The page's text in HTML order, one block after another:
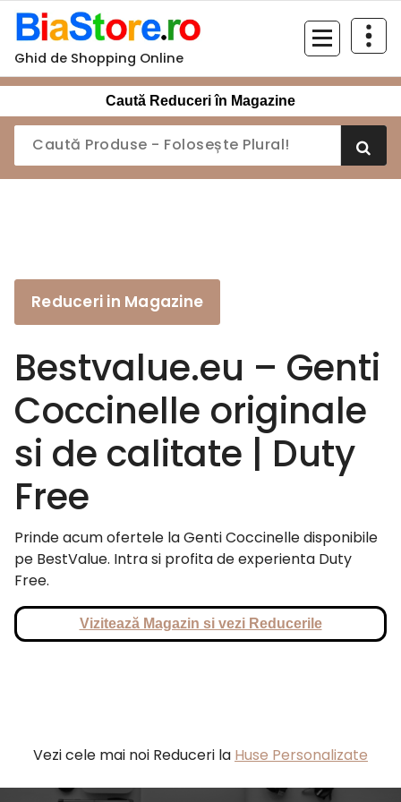
Sari
conținut
Ghid de Shopping Online
Caută Reduceri în Magazine
Reduceri in Magazine
Bestvalue.eu – Genti
Coccinelle originale
si de calitate | Duty
Free
Prinde acum ofertele la Genti Coccinelle disponibile
pe BestValue. Intra si profita de experienta Duty
Free.
Vizitează Magazin si vezi Reducerile
Vezi cele mai noi Reduceri la Huse Personalizate